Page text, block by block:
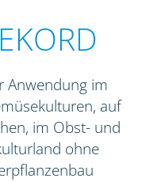
Anwendung im
auf
im Obst- und
ohne